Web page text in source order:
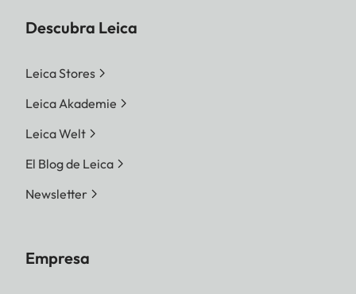
Descubra Leica
Leica Stores
Leica Akademie
Leica Welt
El Blog de Leica
Newsletter
Empresa